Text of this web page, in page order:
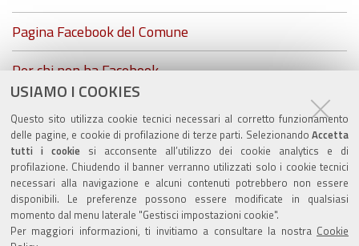
USIAMO I COOKIES
Questo sito utilizza cookie tecnici necessari al corretto funzionamento
delle pagine, e cookie di profilazione di terze parti. Selezionando Accetta
tutti i cookiesi acconsente all’utilizzo dei cookie analytics e di
profilazione. Chiudendo il banner verranno utilizzati solo i cookie tecnici
necessari alla navigazione e alcuni contenuti potrebbero non essere
disponibili. Le preferenze possono essere modificate in qualsiasi
momento dal menu laterale "Gestisci impostazioni cookie".
Per maggiori informazioni, ti invitiamo a consultare la nostra Cookie
Pagina Facebook del Comune
Per chi non ha Facebook...
ZolaGram - il canale Telegram del Comune di Zola
Predosa
Valuta questo sito